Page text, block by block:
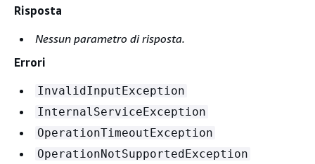
Risposta
Nessun parametro di risposta.
Errori
InvalidInputException
InternalServiceException
OperationTimeoutException
OperationNotSupportedException